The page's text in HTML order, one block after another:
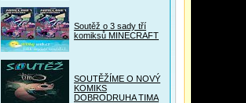
Soutěž o 3 sady tří
komiksů MINECRAFT
SOUTĚŽÍME O NOVÝ
KOMIKS
DOBRODRUHA TIMA